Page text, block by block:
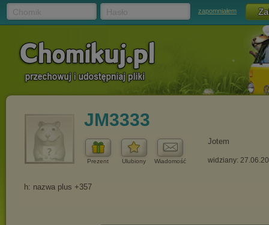
zapomniałem
JM3333
Prezent Ulubiony Wiadomość
Jotem
widziany: